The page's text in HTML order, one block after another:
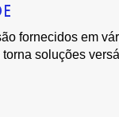
fornecidos em
soluções